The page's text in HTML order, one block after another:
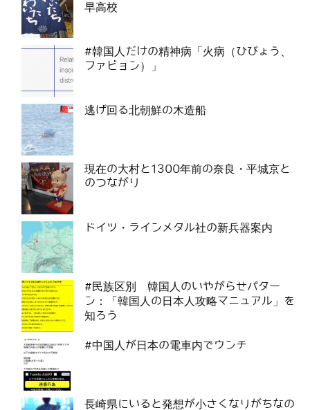
早高校
#韓国人だけの精神病「火病（ひびょう、
ファビョン）」
逃げ回る北朝鮮の木造船
現在の大村と1300年前の奈良・平城京と
のつながり
ドイツ・ラインメタル社の新兵器案内
#民族区別 韓国人のいやがらせパター
ン：「韓国人の日本人攻略マニュアル」を
知ろう
#中国人が日本の電車内でウンチ
長崎県にいると発想が小さくなりがちなの